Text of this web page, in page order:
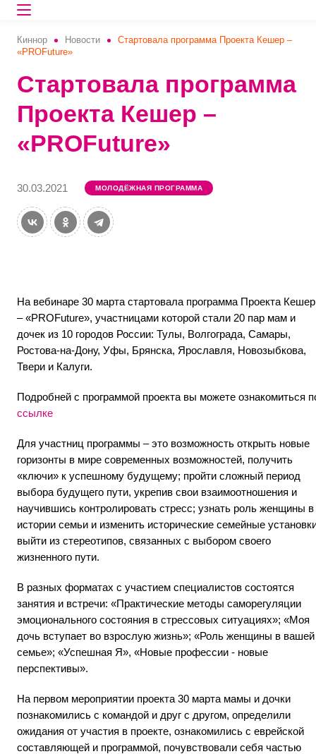
Киннор Новости
Стартовала программа Проекта Кешер –
«PROFuture»
Стартовала программа
Проекта Кешер –
«PROFuture»
30.03.2021 МОЛОДЁЖНАЯ ПРОГРАММА
На вебинаре 30 марта стартовала программа Проекта Кешер
– «PROFuture», участницами которой стали 20 пар мам и
дочек из 10 городов России: Тулы, Волгограда, Самары,
Ростова-на-Дону, Уфы, Брянска, Ярославля, Новозыбкова,
Твери и Калуги.
Подробней с программой проекта вы можете ознакомиться
ссылке
Для участниц программы – это возможность открыть новые
горизонты в мире современных возможностей, получить
«ключи» к успешному будущему; пройти сложный период
выбора будущего пути, укрепив свои взаимоотношения и
научившись контролировать стресс; узнать роль женщины в
истории семьи и изменить исторические семейные
выйти из стереотипов, связанных с выбором своего
жизненного пути.
В разных форматах с участием специалистов состоятся
занятия и встречи: «Практические методы саморегуляции
эмоционального состояния в стрессовых ситуациях»; «Моя
дочь вступает во взрослую жизнь»; «Роль женщины в вашей
семье»; «Успешная Я», «Новые профессии - новые
перспективы».
На первом мероприятии проекта 30 марта мамы и дочки
познакомились с командой и друг с другом, определили
ожидания от участия в проекте, ознакомились с еврейской
составляющей и программой, почувствовали себя частью